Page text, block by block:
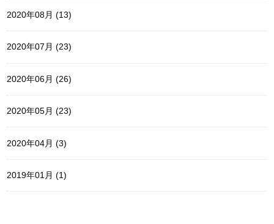
2020年08月 (13)
2020年07月 (23)
2020年06月 (26)
2020年05月 (23)
2020年04月 (3)
2019年01月 (1)